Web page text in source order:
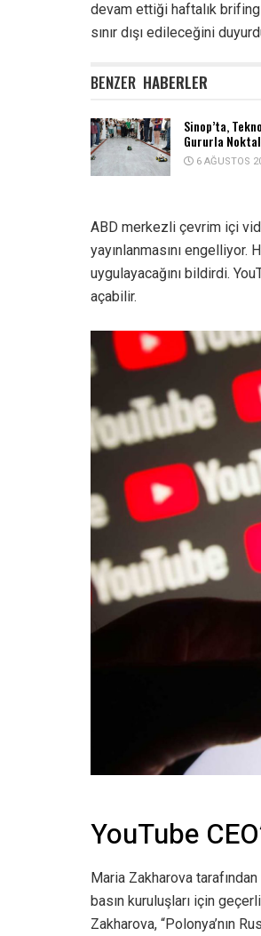
devam ettiği haftalık
sınır dışı edileceğini
BENZER HABERLER
Sinop’ta,
Gururla
6 AĞUSTOS
ABD merkezli çevrim içi
yayınlanmasını
uygulayacağını bildirdi.
açabilir.
YouTube
Maria Zakharova
basın kuruluşları için
Zakharova, “Polonya’nın